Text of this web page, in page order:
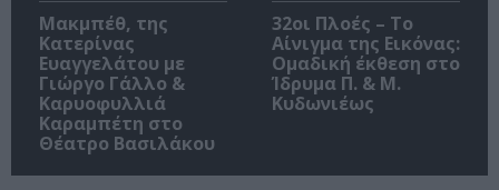
Μακμπέθ, της
Κατερίνας
Ευαγγελάτου με
Γιώργο Γάλλο &
Καρυοφυλλιά
Καραμπέτη στο
Θέατρο Βασιλάκου
32οι Πλοές – Το
Αίνιγμα της Εικόνας:
Ομαδική έκθεση στο
Ίδρυμα Π. & Μ.
Κυδωνιέως